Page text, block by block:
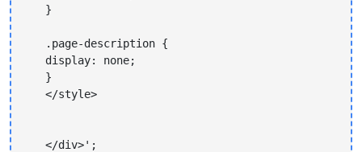
    }
    .page-description {
    display: none;
    }
    </style>
    </div>';